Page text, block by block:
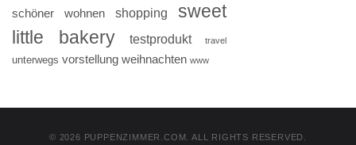
schöner wohnen shopping
sweet
little bakery
testprodukt travel
unterwegs vorstellung weihnachten www
© 2026 PUPPENZIMMER.COM. ALL RIGHTS RESERVED.